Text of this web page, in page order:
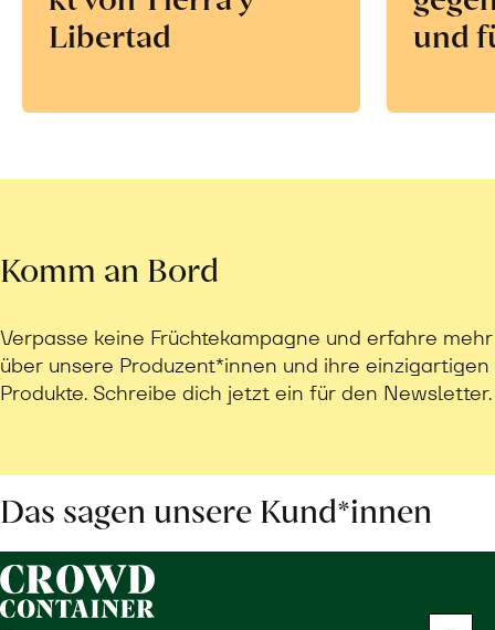
Libertad
und
Komm an Bord
Verpasse keine Früchtekampagne und erfahre mehr
über unsere Produzent*innen und ihre einzigartigen
Produkte. Schreibe dich jetzt ein für den Newsletter.
Das sagen unsere Kund*innen